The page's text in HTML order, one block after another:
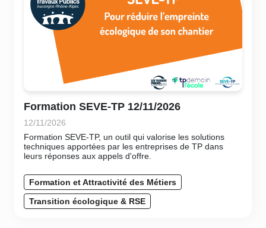
Formation SEVE-TP 12/11/2026
12/11/2026
Formation SEVE-TP, un outil qui valorise les solutions
techniques apportées par les entreprises de TP dans
leurs réponses aux appels d'offre.
Formation et Attractivité des Métiers
Transition écologique & RSE